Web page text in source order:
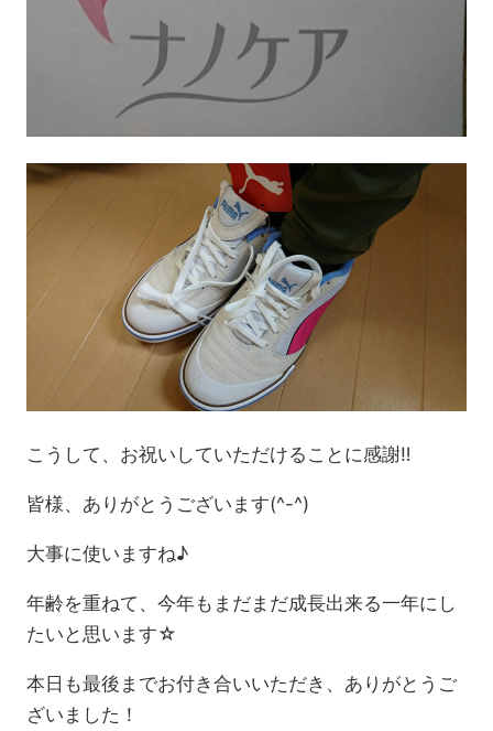
こうして、お祝いしていただけることに感謝‼
皆様、ありがとうございます(^-^)
大事に使いますね♪
年齢を重ねて、今年もまだまだ成長出来る一年にし
たいと思います☆
本日も最後までお付き合いいただき、ありがとうご
ざいました！